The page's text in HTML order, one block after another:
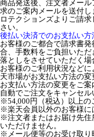
商品発送後、注文者メー
求のご案内メールを送付
ロテクションズよりご請
さい。
後払い決済でのお支払い方
お客様のご都合で請求書
合、手数料をご負担いた
落としをさせていただく場
お客様のご利用状況など
天市場がお支払い方法の変
お支払い方法の変更をご
自動でご注文をキャンセル
※54,000円（税込）以上の
※楽天会員以外のお客様に
※注文者またはお届け先住
いただけません。
※メール便等のお受け取り